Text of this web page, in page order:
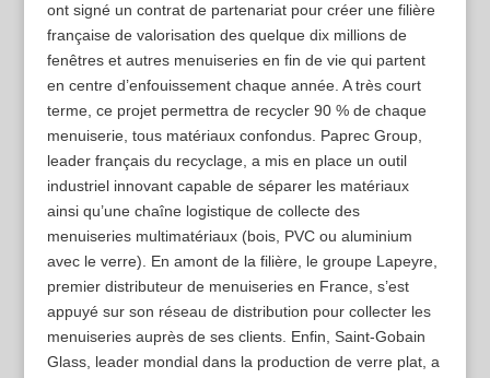
ont signé un contrat de partenariat pour créer une filière
française de valorisation des quelque dix millions de
fenêtres et autres menuiseries en fin de vie qui partent
en centre d’enfouissement chaque année. A très court
terme, ce projet permettra de recycler 90 % de chaque
menuiserie, tous matériaux confondus. Paprec Group,
leader français du recyclage, a mis en place un outil
industriel innovant capable de séparer les matériaux
ainsi qu’une chaîne logistique de collecte des
menuiseries multimatériaux (bois, PVC ou aluminium
avec le verre). En amont de la filière, le groupe Lapeyre,
premier distributeur de menuiseries en France, s’est
appuyé sur son réseau de distribution pour collecter les
menuiseries auprès de ses clients. Enfin, Saint-Gobain
Glass, leader mondial dans la production de verre plat, a